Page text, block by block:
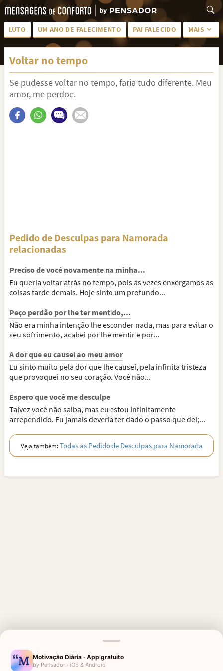
LUTO UM ANO DE FALECIMENTO PAI FALECIDO MAIS
LUTO PARA AMIGA PALAVRAS
SAUDADES DA MÃE
PÊSAMES PARA AMIGA DESCANSE EM PAZ
FRASES DE LUTO PARA AMIGO
Voltar no tempo
Se pudesse voltar no tempo, faria tudo diferente. Meu
amor, me perdoe.
Pedido de Desculpas para Namorada
relacionadas
Preciso de você novamente na minha...
Eu queria voltar atrás no tempo, pois às vezes enxergamos as
coisas tarde demais. Hoje sinto um profundo...
Peço perdão por lhe ter mentido,...
Não era minha intenção lhe esconder nada, mas para evitar o
seu sofrimento, acabei por lhe mentir e por...
A dor que eu causei ao meu amor
Eu sinto muito pela dor que lhe causei, pela infinita tristeza
que provoquei no seu coração. Você não...
Espero que você me desculpe
Talvez você não saiba, mas eu estou infinitamente
arrependido. Eu jamais deveria ter dado o passo que dei;...
Veja também:Todas as Pedido de Desculpas para Namorada
MENSAGENS RELACIONADAS
PEDIDO DE DESCULPAS PARA
Motivação Diária · App gratuito
by Pensador · iOS & Android